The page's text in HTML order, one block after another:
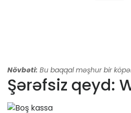
Növbəti: Bu baqqal məşhur bir
Şərəfsiz qeyd: